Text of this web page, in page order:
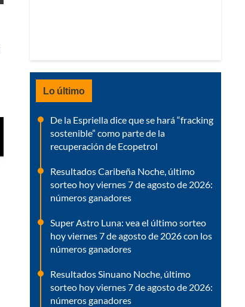
Lo último
De la Espriella dice que se hará “fracking
sostenible” como parte de la
recuperación de Ecopetrol
Resultados Caribeña Noche, último
sorteo hoy viernes 7 de agosto de 2026:
números ganadores
Super Astro Luna: vea el último sorteo
hoy viernes 7 de agosto de 2026 con los
números ganadores
Resultados Sinuano Noche, último
sorteo hoy viernes 7 de agosto de 2026:
números ganadores